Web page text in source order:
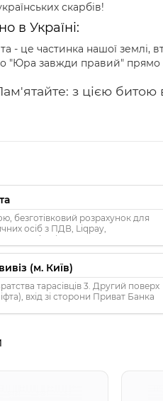
скарбів!
в Україні:
- це частинка нашої землі,
"Юра завжди правий" прямо
з цією битою
безготівковий розрахунок для
осіб з ПДВ, Liqpay,
Privat24
(м. Київ)
тарасівців 3. Другий поверх
вхід зі сторони Приват Банка